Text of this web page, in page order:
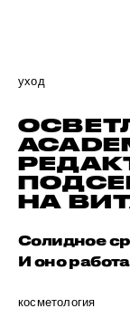
уход
НА
Солидное
И оно
косметология